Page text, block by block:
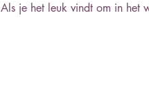
Als je het leuk vindt om in het